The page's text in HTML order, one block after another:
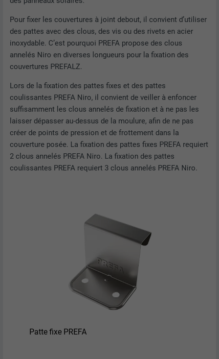
Pour fixer les couvertures à joint debout, il convient d’utiliser
des pattes avec des clous, des vis ou des rivets en acier
inoxydable. C’est pourquoi PREFA propose des clous
annelés Niro en diverses longueurs pour la fixation des
couvertures PREFALZ.
Lors de la fixation des pattes fixes et des pattes
coulissantes PREFA Niro, il convient de veiller à enfoncer
suffisamment les clous annelés de fixation et à ne pas les
laisser dépasser au-dessus de la moulure, afin de ne pas
créer de points de pression et de frottement dans la
couverture posée. La fixation des pattes fixes PREFA requiert
2 clous annelés PREFA Niro. La fixation des pattes
coulissantes PREFA requiert 3 clous annelés PREFA Niro.
Patte fixe PREFA